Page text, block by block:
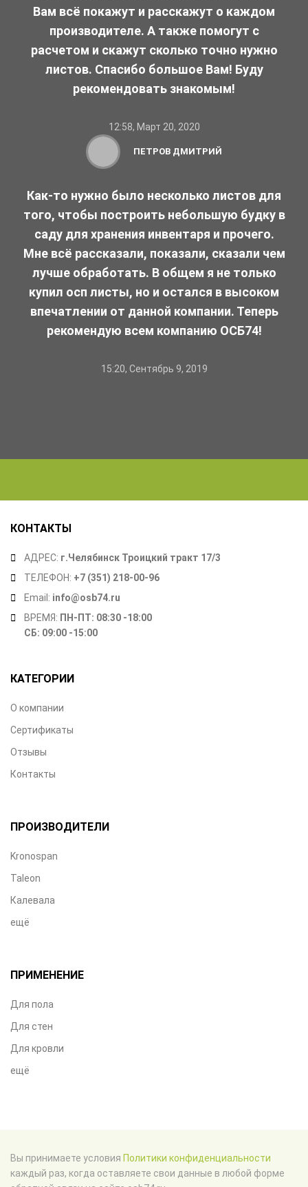
Вам всё покажут и расскажут о каждом
производителе. А также помогут с
расчетом и скажут сколько точно нужно
листов. Спасибо большое Вам! Буду
рекомендовать знакомым!
12:58, Март 20, 2020
ПЕТРОВ ДМИТРИЙ
Как-то нужно было несколько листов для
того, чтобы построить небольшую будку в
саду для хранения инвентаря и прочего.
Мне всё рассказали, показали, сказали чем
лучше обработать. В общем я не только
купил осп листы, но и остался в высоком
впечатлении от данной компании. Теперь
рекомендую всем компанию ОСБ74!
15:20, Сентябрь 9, 2019
КОНТАКТЫ
АДРЕС: г.Челябинск Троицкий тракт 17/3
ТЕЛЕФОН: +7 (351) 218-00-96
Email: info@osb74.ru
ВРЕМЯ: ПН-ПТ: 08:30 -18:00
СБ: 09:00 -15:00
КАТЕГОРИИ
О компании
Сертификаты
Отзывы
Контакты
ПРОИЗВОДИТЕЛИ
Kronospan
Taleon
Калевала
ещё
ПРИМЕНЕНИЕ
Для пола
Для стен
Для кровли
ещё
Вы принимаете условия Политики конфиденциальности
каждый раз, когда оставляете свои данные в любой форме